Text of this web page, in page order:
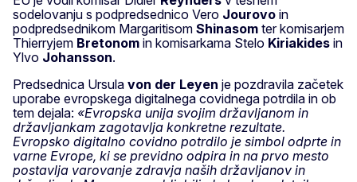
sodelovanju s podpredsednico Vero Jourovo in
podpredsednikom Margaritisom Shinasom ter komisarjem
Thierryjem Bretonom in komisarkama Stelo Kiriakides in
Ylvo Johansson.
Predsednica Ursula von der Leyen je pozdravila začetek
uporabe evropskega digitalnega covidnega potrdila in ob
tem dejala: «Evropska unija svojim državljanom in
državljankam zagotavlja konkretne rezultate.
Evropsko digitalno covidno potrdilo je simbol odprte in
varne Evrope, ki se previdno odpira in na prvo mesto
postavlja varovanje zdravja naših državljanov in